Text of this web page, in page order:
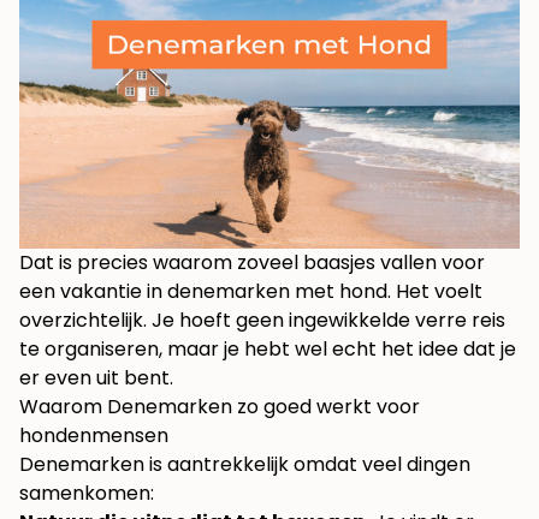
Dat is precies waarom zoveel baasjes vallen voor
een vakantie in denemarken met hond. Het voelt
overzichtelijk. Je hoeft geen ingewikkelde verre reis
te organiseren, maar je hebt wel echt het idee dat je
er even uit bent.
Waarom Denemarken zo goed werkt voor
hondenmensen
Denemarken is aantrekkelijk omdat veel dingen
samenkomen: